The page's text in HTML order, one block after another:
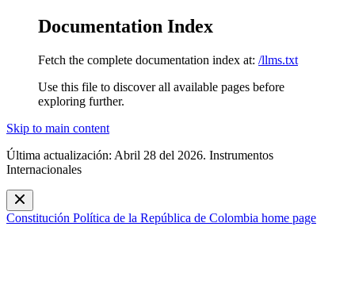
Documentation Index
Fetch the complete documentation index at: /llms.txt
Use this file to discover all available pages before
exploring further.
Skip to main content
Última actualización: Abril 28 del 2026. Instrumentos
Internacionales
Constitución Política de la República de Colombia home page